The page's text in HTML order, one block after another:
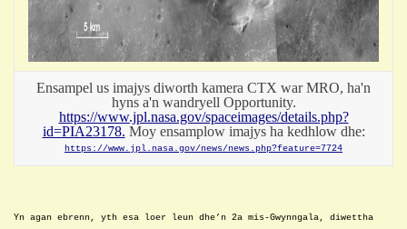
Ensampel us imajys diworth kamera CTX war MRO, ha'n
hyns a'n wandryell Opportunity.
https://www.jpl.nasa.gov/spaceimages/details.php?
id=PIA23178. Moy ensamplow imajys ha kedhlow dhe:
https://www.jpl.nasa.gov/news/news.php?feature=7724
Yn agan ebrenn, yth esa loer leun dhe’n 2a mis-Gwynngala, diwettha